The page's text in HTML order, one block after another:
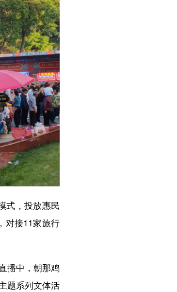
式，投放惠民
对接11家旅行
播中，朝那鸡
题系列文体活